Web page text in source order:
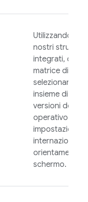
Utilizzando
nostri
integrati,
matrice di test
selezionando
insieme di
versioni del
operativo,
impostazioni
internazionali e
orientamenti
schermo.